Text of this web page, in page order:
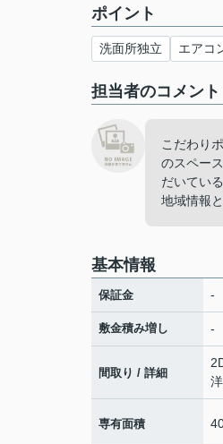
ポイント
洗面所独立 エアコ
担当者のコメント
こだわり
のスペー
だいてい
地域情報
基本情報
保証金 -
敷金積み増し -
間取り / 詳細
専有面積